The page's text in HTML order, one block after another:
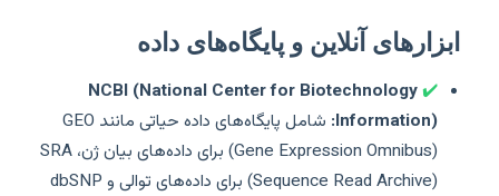
ابزارهای آنلاین و پایگاه‌های داده
✔️
NCBI (National Center for Biotechnology
Information):
شامل پایگاه‌های داده حیاتی مانند GEO
(Gene Expression Omnibus) برای داده‌های بیان ژن، SRA
(Sequence Read Archive) برای داده‌های توالی و dbSNP